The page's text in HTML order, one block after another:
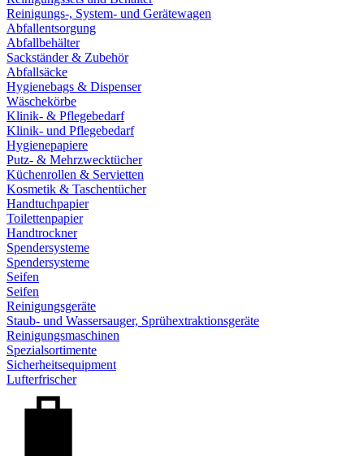
Reinigungs-, System- und Gerätewagen
Abfallentsorgung
Abfallbehälter
Sackständer & Zubehör
Abfallsäcke
Hygienebags & Dispenser
Wäschekörbe
Klinik- & Pflegebedarf
Klinik- und Pflegebedarf
Hygienepapiere
Putz- & Mehrzwecktücher
Küchenrollen & Servietten
Kosmetik & Taschentücher
Handtuchpapier
Toilettenpapier
Handtrockner
Spendersysteme
Spendersysteme
Seifen
Seifen
Reinigungsgeräte
Staub- und Wassersauger, Sprühextraktionsgeräte
Reinigungsmaschinen
Spezialsortimente
Sicherheitsequipment
Lufterfrischer